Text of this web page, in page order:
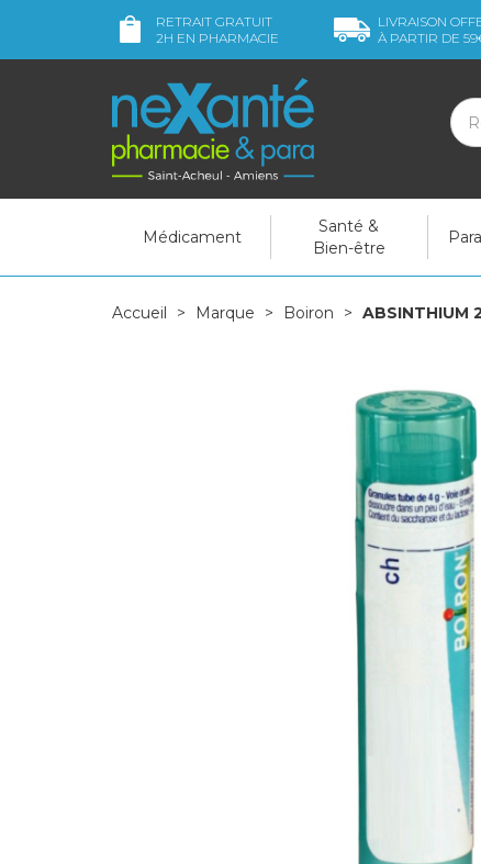
RETRAIT GRATUIT
2H EN PHARMACIE
LIVRAISON
À PARTIR DE
Médicament
Santé &
Bien-être
Accueil Marque Boiron ABSINTHIUM